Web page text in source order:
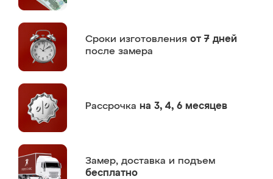
Сроки изготовления от 7 дней
после замера
Рассрочка на 3, 4, 6 месяцев
Замер, доставка и подъем
бесплатно